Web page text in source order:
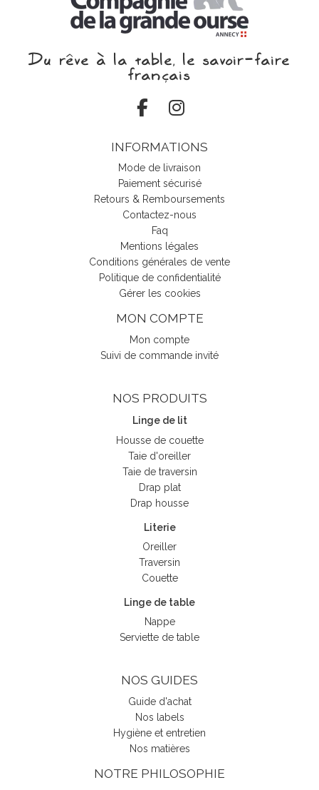
Du rêve à la table, le savoir‑faire
français
INFORMATIONS
Mode de livraison
Paiement sécurisé
Retours & Remboursements
Contactez-nous
Faq
Mentions légales
Conditions générales de vente
Politique de confidentialité
Gérer les cookies
MON COMPTE
Mon compte
Suivi de commande invité
NOS PRODUITS
Linge de lit
Housse de couette
Taie d'oreiller
Taie de traversin
Drap plat
Drap housse
Literie
Oreiller
Traversin
Couette
Linge de table
Nappe
Serviette de table
NOS GUIDES
Guide d'achat
Nos labels
Hygiène et entretien
Nos matières
NOTRE PHILOSOPHIE